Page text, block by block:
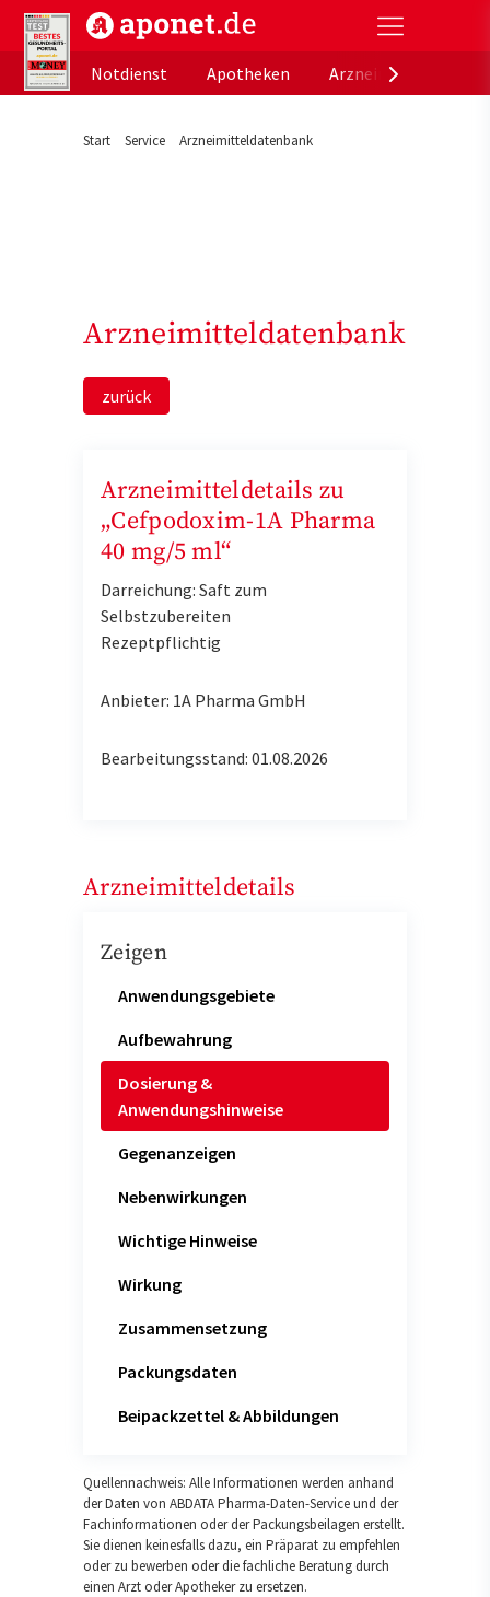
aponet.de - Das offizielle Gesundheitsportal der
Notdienst
Apotheken
Start Service Arzneimitteldatenbank
Arzneimitteldatenbank
zurück
Arzneimitteldetails zu
„Cefpodoxim-1A Pharma
40 mg/5 ml“
Darreichung: Saft zum
Selbstzubereiten
Rezeptpflichtig
Anbieter: 1A Pharma GmbH
Bearbeitungsstand: 01.08.2026
Arzneimitteldetails
Zeigen
Anwendungsgebiete
Aufbewahrung
Dosierung &
Anwendungshinweise
Gegenanzeigen
Nebenwirkungen
Wichtige Hinweise
Wirkung
Zusammensetzung
Packungsdaten
Beipackzettel & Abbildungen
Quellennachweis: Alle Informationen werden anhand
der Daten von ABDATA Pharma-Daten-Service und der
Fachinformationen oder der Packungsbeilagen erstellt.
Sie dienen keinesfalls dazu, ein Präparat zu empfehlen
oder zu bewerben oder die fachliche Beratung durch
einen Arzt oder Apotheker zu ersetzen.